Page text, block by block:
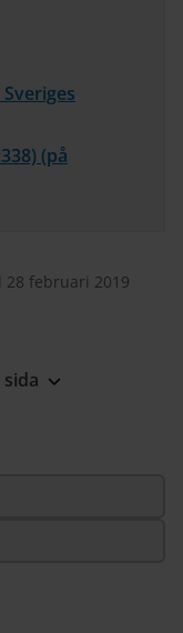
(på
28 februari 2019